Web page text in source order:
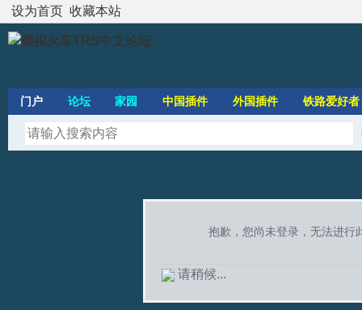
设为首页 收藏本站
门户 论坛 家园 中国插件 外国插件 铁路爱好者
抱歉，您尚未登录，无法进行
请稍候...